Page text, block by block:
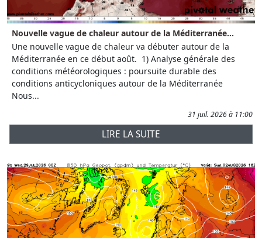
Nouvelle vague de chaleur autour de la Méditerranée...
Une nouvelle vague de chaleur va débuter autour de la
Méditerranée en ce début août. 1) Analyse générale des
conditions météorologiques : poursuite durable des
conditions anticycloniques autour de la Méditerranée
Nous...
31 juil. 2026 à 11:00
LIRE LA SUITE